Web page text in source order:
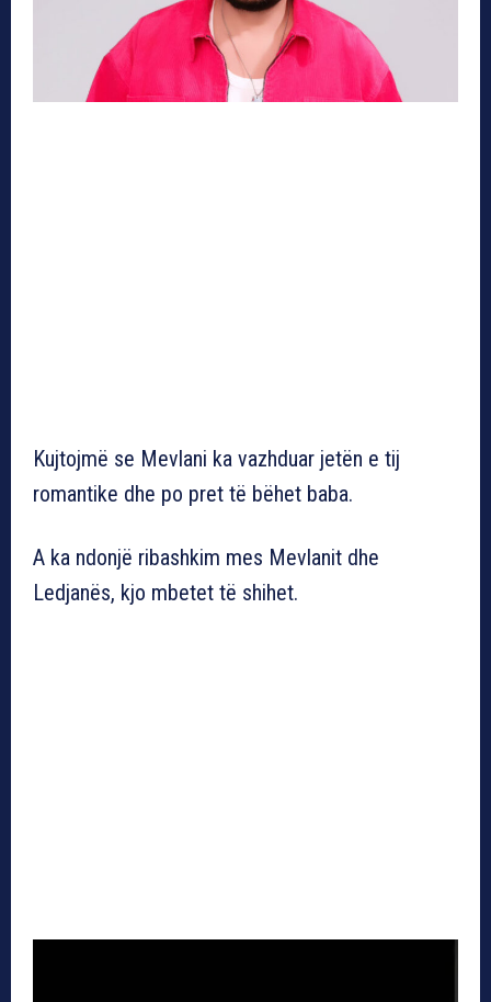
Kujtojmë se Mevlani ka vazhduar jetën e tij
romantike dhe po pret të bëhet baba.
A ka ndonjë ribashkim mes Mevlanit dhe
Ledjanës, kjo mbetet të shihet.